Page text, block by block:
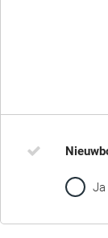
Ja